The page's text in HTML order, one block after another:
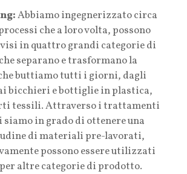
Abbiamo ingegnerizzato circa
che a loro volta, possono
in quattro grandi categorie di
separano e trasformano la
buttiamo tutti i giorni, dagli
bicchieri e bottiglie in plastica,
tessili. Attraverso i trattamenti
in grado di ottenere una
di materiali pre-lavorati,
possono essere utilizzati
altre categorie di prodotto.